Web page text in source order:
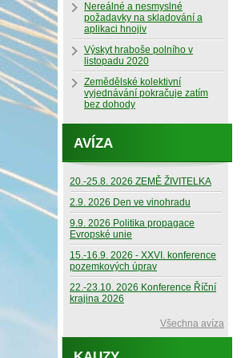
Nereálné a nesmyslné
požadavky na skladování a
aplikaci hnojiv
Výskyt hraboše polního v
listopadu 2020
Zemědělské kolektivní
vyjednávání pokračuje zatím
bez dohody
AVÍZA
20.-25.8. 2026 ZEMĚ ŽIVITELKA
2.9. 2026 Den ve vinohradu
9.9. 2026 Politika propagace
Evropské unie
15.-16.9. 2026 - XXVI. konference
pozemkových úprav
22.-23.10. 2026 Konference Říční
krajina 2026
Všechna avíza